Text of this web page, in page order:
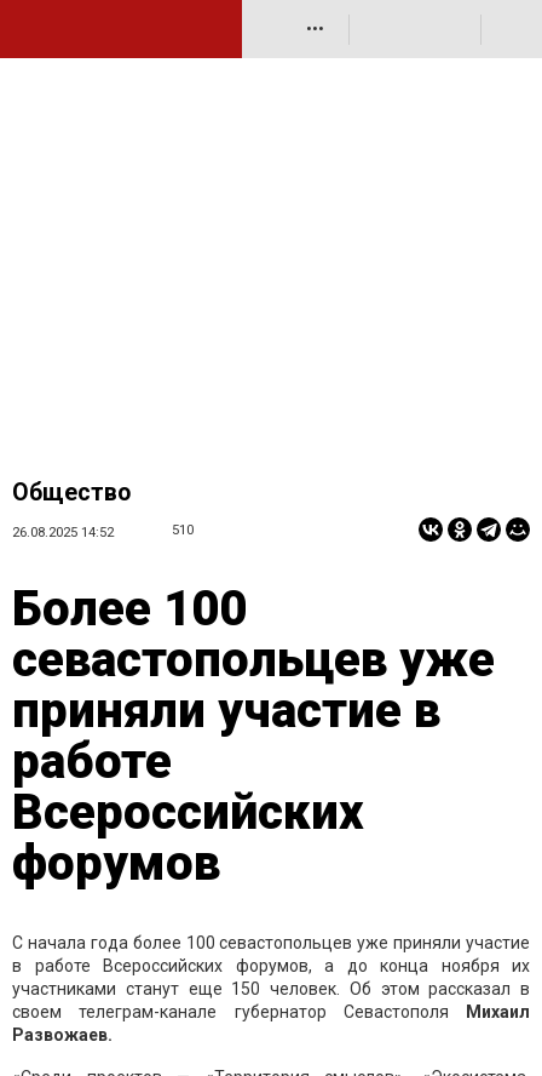
•••
Общество
26.08.2025 14:52 510
Более 100
севастопольцев уже
приняли участие в
работе
Всероссийских
форумов
С начала года более 100 севастопольцев уже приняли участие
в работе Всероссийских форумов, а до конца ноября их
участниками станут еще 150 человек. Об этом рассказал в
своем телеграм-канале губернатор Севастополя
Михаил
Развожаев.